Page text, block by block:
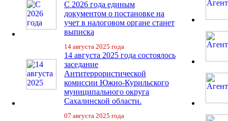
С 2026 года единым
документом о постановке на
учет в налоговом органе станет
выписка
14 августа 2025 года
14 августа 2025 года состоялось
заседание
Антитеррористической
комиссии Южно-Курильского
муниципального округа
Сахалинской области.
07 августа 2025 года